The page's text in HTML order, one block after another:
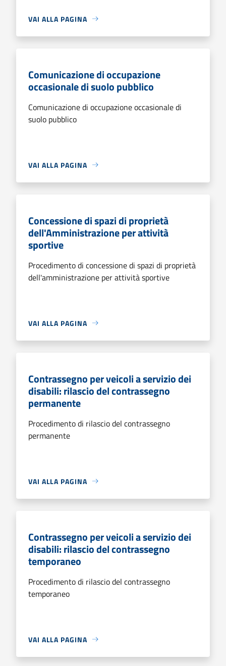
VAI ALLA PAGINA
Comunicazione di occupazione
occasionale di suolo pubblico
Comunicazione di occupazione occasionale di
suolo pubblico
VAI ALLA PAGINA
Concessione di spazi di proprietà
dell'Amministrazione per attività
sportive
Procedimento di concessione di spazi di proprietà
dell'amministrazione per attività sportive
VAI ALLA PAGINA
Contrassegno per veicoli a servizio dei
disabili: rilascio del contrassegno
permanente
Procedimento di rilascio del contrassegno
permanente
VAI ALLA PAGINA
Contrassegno per veicoli a servizio dei
disabili: rilascio del contrassegno
temporaneo
Procedimento di rilascio del contrassegno
temporaneo
VAI ALLA PAGINA